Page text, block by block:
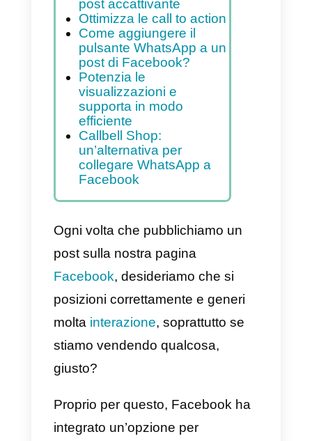
Indice
Consigli per scrivere un
post accattivante
Ottimizza le call to action
Come aggiungere il
pulsante WhatsApp a un
post di Facebook?
Potenzia le
visualizzazioni e
supporta in modo
efficiente
Callbell Shop:
un’alternativa per
collegare WhatsApp a
Ogni volta che pubblichiamo un
post sulla nostra pagina
Facebook, desideriamo che si